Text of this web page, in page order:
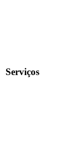
Serviços